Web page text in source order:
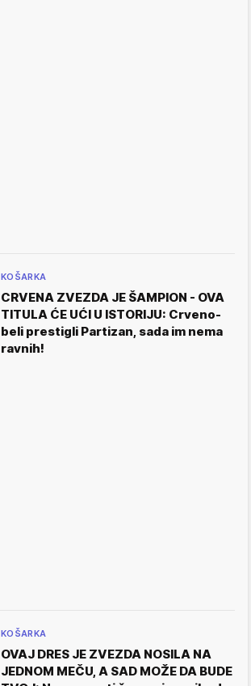
KOŠARKA
CRVENA ZVEZDA JE ŠAMPION - OVA
TITULA ĆE UĆI U ISTORIJU: Crveno-
beli prestigli Partizan, sada im nema
ravnih!
KOŠARKA
OVAJ DRES JE ZVEZDA NOSILA NA
JEDNOM MEČU, A SAD MOŽE DA BUDE